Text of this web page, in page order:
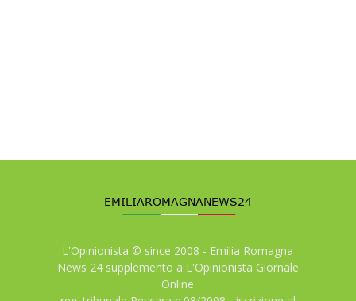
L'Opinionista © since 2008 - Emilia Romagna
News 24 supplemento a L'Opinionista Giornale
Online